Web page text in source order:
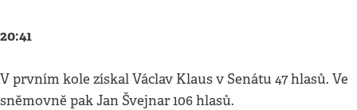
20:41
V prvním kole získal Václav Klaus v Senátu 47 hlasů. Ve
sněmovně pak Jan Švejnar 106 hlasů.